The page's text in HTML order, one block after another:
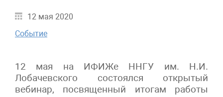
12 мая 2020
Событие
12 мая на ИФИЖе ННГУ им. Н.И.
Лобачевского состоялся открытый
вебинар, посвященный итогам работы